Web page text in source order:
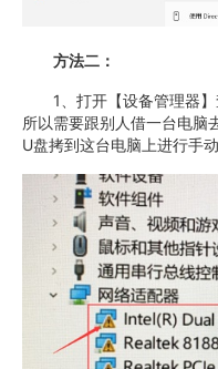
方法二：
1、打开【设备管理器】
所以需要跟别人借一台电脑
U盘拷到这台电脑上进行手动